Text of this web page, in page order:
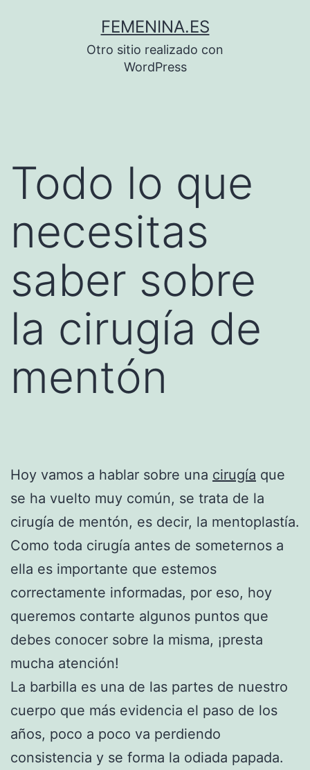
FEMENINA.ES
Otro sitio realizado con
WordPress
Todo lo que
necesitas
saber sobre
la cirugía de
mentón
Hoy vamos a hablar sobre una cirugía que
se ha vuelto muy común, se trata de la
cirugía de mentón, es decir, la mentoplastía.
Como toda cirugía antes de someternos a
ella es importante que estemos
correctamente informadas, por eso, hoy
queremos contarte algunos puntos que
debes conocer sobre la misma, ¡presta
mucha atención!
La barbilla es una de las partes de nuestro
cuerpo que más evidencia el paso de los
años, poco a poco va perdiendo
consistencia y se forma la odiada papada.